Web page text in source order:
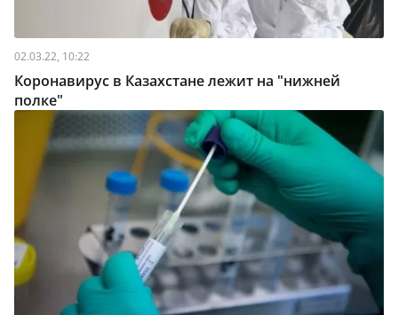
02.03.22, 10:22
Коронавирус в Казахстане лежит на "нижней
полке"